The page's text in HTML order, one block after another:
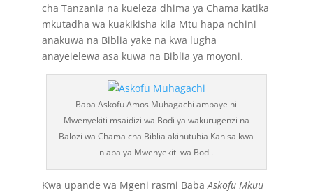
cha Tanzania na kueleza dhima ya Chama katika
mkutadha wa kuakikisha kila Mtu hapa nchini
anakuwa na Biblia yake na kwa lugha
anayeielewa asa kuwa na Biblia ya moyoni.
Baba Askofu Amos Muhagachi ambaye ni
Mwenyekiti msaidizi wa Bodi ya wakurugenzi na
Balozi wa Chama cha Biblia akihutubia Kanisa kwa
niaba ya Mwenyekiti wa Bodi.
Kwa upande wa Mgeni rasmi Baba Askofu Mkuu